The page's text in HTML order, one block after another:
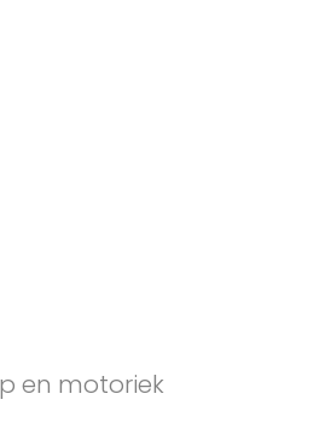
en motoriek